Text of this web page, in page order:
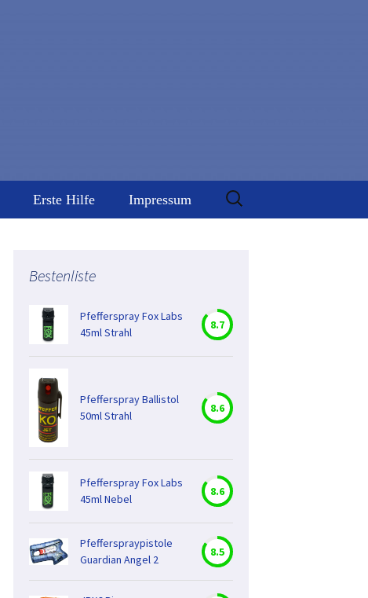
Erste Hilfe Impressum
Suchen
nach:
Bestenliste
Pfefferspray Fox Labs
45ml Strahl
8.7
Pfefferspray Ballistol
50ml Strahl
8.6
Pfefferspray Fox Labs
45ml Nebel
8.6
Pfefferspraypistole
Guardian Angel 2
8.5